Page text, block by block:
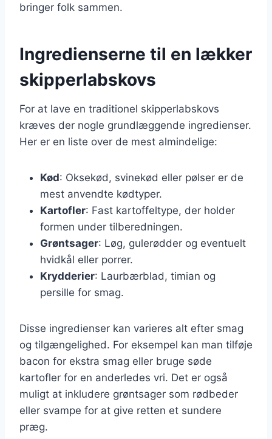
bringer folk sammen.
Ingredienserne til en lækker
skipperlabskovs
For at lave en traditionel skipperlabskovs
kræves der nogle grundlæggende ingredienser.
Her er en liste over de mest almindelige:
Kød: Oksekød, svinekød eller pølser er de
mest anvendte kødtyper.
Kartofler: Fast kartoffeltype, der holder
formen under tilberedningen.
Grøntsager: Løg, gulerødder og eventuelt
hvidkål eller porrer.
Krydderier: Laurbærblad, timian og
persille for smag.
Disse ingredienser kan varieres alt efter smag
og tilgængelighed. For eksempel kan man tilføje
bacon for ekstra smag eller bruge søde
kartofler for en anderledes vri. Det er også
muligt at inkludere grøntsager som rødbeder
eller svampe for at give retten et sundere
præg.